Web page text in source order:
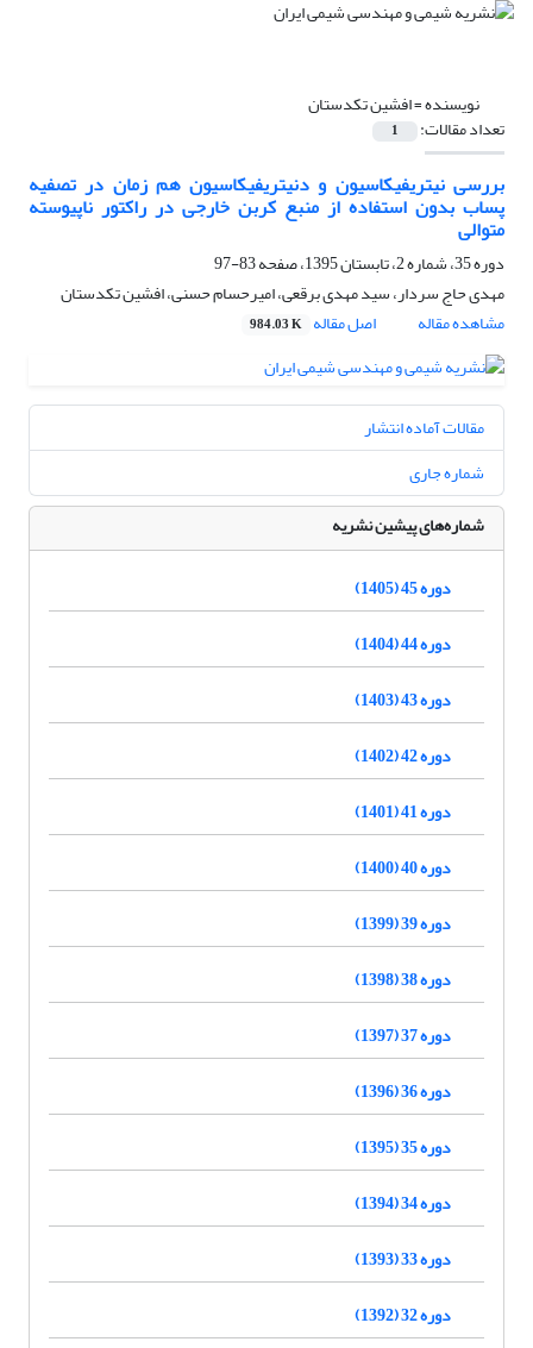
نویسنده =افشین تکدستان
تعداد مقالات: 1
بررسی نیتریفیکاسیون و دنیتریفیکاسیون هم زمان در تصفیه
پساب بدون استفاده از منبع کربن خارجی در راکتور ناپیوسته
متوالی
دوره 35، شماره 2، تابستان 1395، صفحه
83-97
مهدی حاج سردار، سید مهدی برقعی، امیرحسام حسنی، افشین تکدستان
مشاهده مقاله
اصل مقاله 984.03 K
مقالات آماده انتشار
شماره جاری
شماره‌های پیشین نشریه
دوره 45 (1405)
دوره 44 (1404)
دوره 43 (1403)
دوره 42 (1402)
دوره 41 (1401)
دوره 40 (1400)
دوره 39 (1399)
دوره 38 (1398)
دوره 37 (1397)
دوره 36 (1396)
دوره 35 (1395)
دوره 34 (1394)
دوره 33 (1393)
دوره 32 (1392)